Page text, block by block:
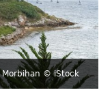
© iStock